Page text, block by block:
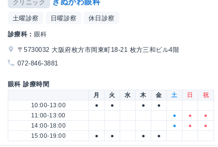
クリニック きぬがわ眼科
土曜診察 日曜診察 休日診察
診療科： 眼科
〒5730032 大阪府枚方市岡東町18-21 枚方三和ビル4階
072-846-3881
眼科 診療時間
月 火 水 木 金 土 日
祝
10:00-13:00
● ● ●
●
11:00-13:00
● ●
●
14:00-18:00
● ●
●
15:00-19:00
● ● ● ●